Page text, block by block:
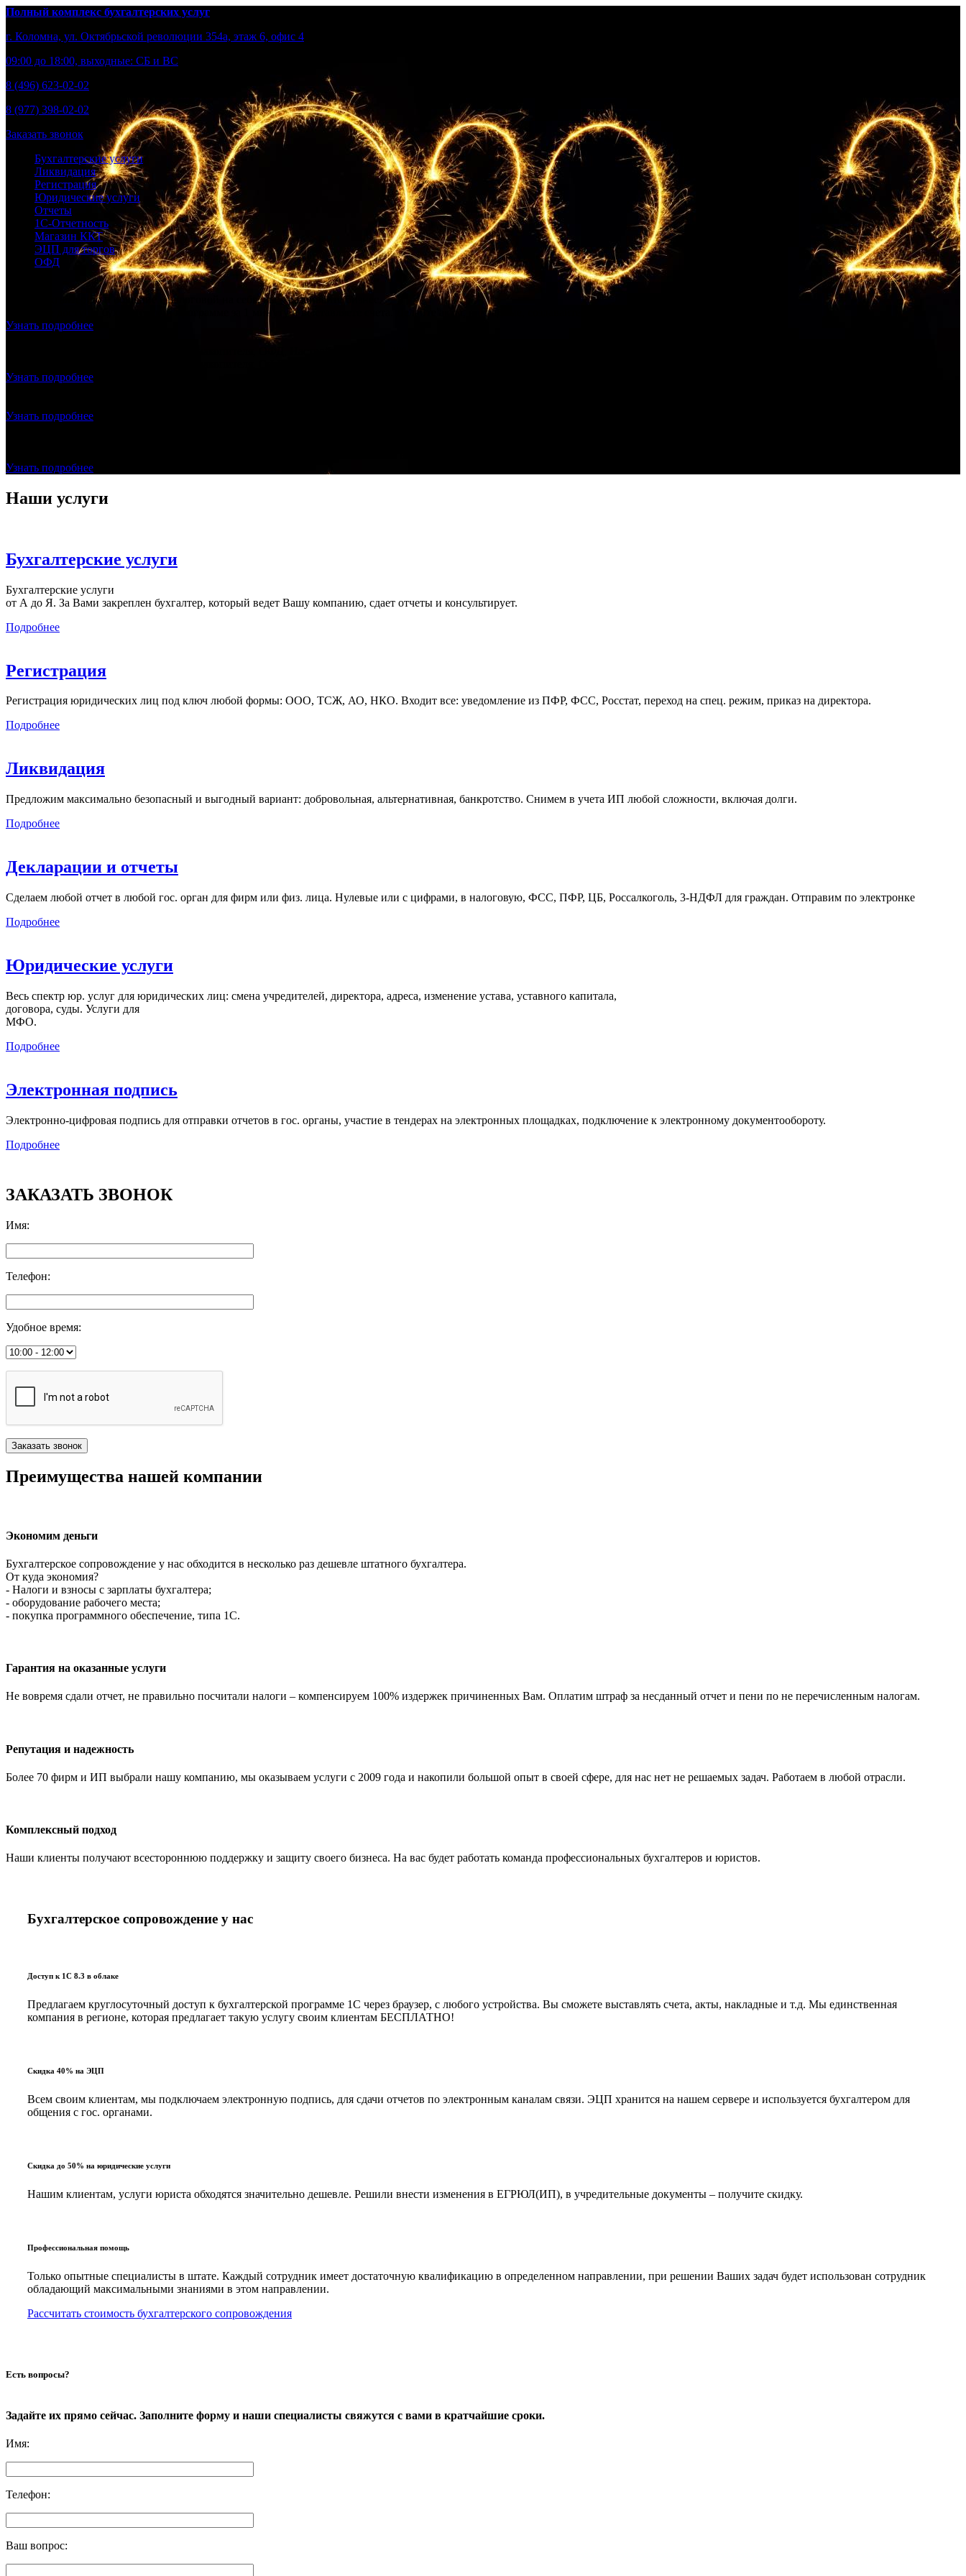
Полный комплекс бухгалтерских услуг
г. Коломна, ул. Октябрьской революции 354а, этаж 6, офис 4
09:00 до 18:00, выходные: СБ и ВС
8 (496) 623-02-02
8 (977) 398-02-02
Заказать звонок
Бухгалтерские услуги
Ликвидация
Регистрация
Юридические услуги
Отчеты
1С-Отчетность
Магазин ККТ
ЭЦП для торгов
ОФД
Берем бухгалтерию и общение с налоговой на себя, вы – развивайте бизнес.
Получите доступ к бухгалтерской программе за 1 минуту и выставляете счета. Делайте акты, накладные, создавайте прайс лист.
Узнать подробнее
Узнать подробнее
Узнать подробнее
Узнать подробнее
Наши услуги
Бухгалтерские услуги
Бухгалтерские услуги
от А до Я. За Вами закреплен бухгалтер, который ведет Вашу компанию, сдает отчеты и консультирует.
Подробнее
Регистрация
Регистрация юридических лиц под ключ любой формы: ООО, ТСЖ, АО, НКО. Входит все: уведомление из ПФР, ФСС, Росстат, переход на спец. режим, приказ на директора.
Подробнее
Ликвидация
Предложим максимально безопасный и выгодный вариант: добровольная, альтернативная, банкротство. Снимем в учета ИП любой сложности, включая долги.
Подробнее
Декларации и отчеты
Сделаем любой отчет в любой гос. орган для фирм или физ. лица. Нулевые или с цифрами, в налоговую, ФСС, ПФР, ЦБ, Россалкоголь, 3-НДФЛ для граждан. Отправим по электронке
Подробнее
Юридические услуги
Весь спектр юр. услуг для юридических лиц: смена учредителей, директора, адреса, изменение устава, уставного капитала,
договора, суды. Услуги для
МФО.
Подробнее
Электронная подпись
Электронно-цифровая подпись для отправки отчетов в гос. органы, участие в тендерах на электронных площадках, подключение к электронному документообороту.
Подробнее
ЗАКАЗАТЬ ЗВОНОК
Имя:
Телефон:
Удобное время:
Преимущества нашей компании
Экономим деньги
Бухгалтерское сопровождение у нас обходится в несколько раз дешевле штатного бухгалтера.
От куда экономия?
- Налоги и взносы с зарплаты бухгалтера;
- оборудование рабочего места;
- покупка программного обеспечение, типа 1С.
Гарантия на оказанные услуги
Не вовремя сдали отчет, не правильно посчитали налоги – компенсируем 100% издержек причиненных Вам. Оплатим штраф за несданный отчет и пени по не перечисленным налогам.
Репутация и надежность
Более 70 фирм и ИП выбрали нашу компанию, мы оказываем услуги с 2009 года и накопили большой опыт в своей сфере, для нас нет не решаемых задач. Работаем в любой отрасли.
Комплексный подход
Наши клиенты получают всестороннюю поддержку и защиту своего бизнеса. На вас будет работать команда профессиональных бухгалтеров и юристов.
Бухгалтерское сопровождение у нас
Доступ к 1С 8.3 в облаке
Предлагаем круглосуточный доступ к бухгалтерской программе 1С через браузер, с любого устройства. Вы сможете выставлять счета, акты, накладные и т.д. Мы единственная
компания в регионе, которая предлагает такую услугу своим клиентам БЕСПЛАТНО!
Скидка 40% на ЭЦП
Всем своим клиентам, мы подключаем электронную подпись, для сдачи отчетов по электронным каналам связи. ЭЦП хранится на нашем сервере и используется бухгалтером для
общения с гос. органами.
Скидка до 50% на юридические услуги
Нашим клиентам, услуги юриста обходятся значительно дешевле. Решили внести изменения в ЕГРЮЛ(ИП), в учредительные документы – получите скидку.
Профессиональная помощь
Только опытные специалисты в штате. Каждый сотрудник имеет достаточную квалификацию в определенном направлении, при решении Ваших задач будет использован сотрудник
обладающий максимальными знаниями в этом направлении.
Рассчитать стоимость бухгалтерского сопровождения
Есть вопросы?
Задайте их прямо сейчас. Заполните форму и наши специалисты свяжутся с вами в кратчайшие сроки.
Имя:
Телефон:
Ваш вопрос: